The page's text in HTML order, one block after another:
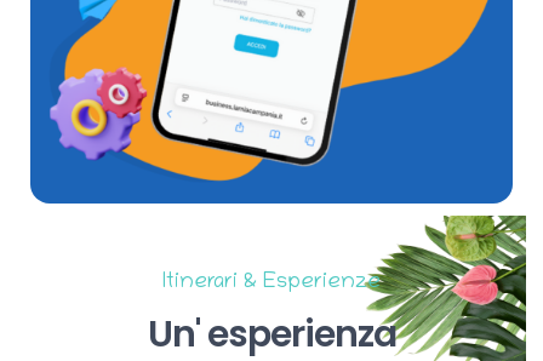
Itinerari & Esperienze
Un'esperienza